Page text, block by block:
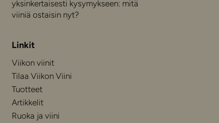
yksinkertaisesti kysymykseen: mitä
viiniä ostaisin nyt?
Linkit
Viikon viinit
Tilaa Viikon Viini
Tuotteet
Artikkelit
Ruoka ja viini